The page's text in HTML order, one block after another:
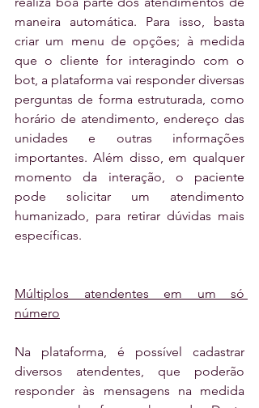
maneira automática. Para isso, basta
criar um menu de opções; à medida
que o cliente for interagindo com o
bot, a plataforma vai responder diversas
perguntas de forma estruturada, como
horário de atendimento, endereço das
unidades e outras informações
importantes. Além disso, em qualquer
momento da interação, o paciente
pode solicitar um atendimento
humanizado, para retirar dúvidas mais
específicas.
Múltiplos atendentes em um só
número
Na plataforma, é possível cadastrar
diversos atendentes, que poderão
responder às mensagens na medida